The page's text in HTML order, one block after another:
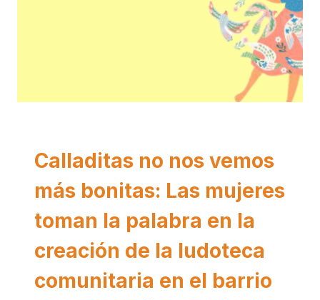
Calladitas no nos vemos
más bonitas: Las mujeres
toman la palabra en la
creación de la ludoteca
comunitaria en el barrio